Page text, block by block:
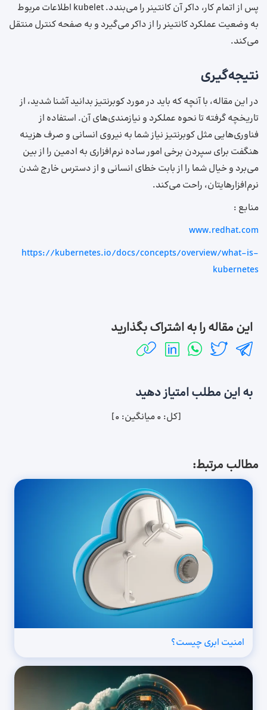
پس از اتمام کار، داکر آن کانتینر را می‌بندد. kubelet اطلاعات مربوط
به وضعیت عملکرد کانتینر را از داکر می‌گیرد و به صفحه کنترل منتقل
می‌کند.
نتیجه‌گیری
در این مقاله، با آنچه که باید در مورد کوبرنتیز بدانید آشنا شدید، از
تاریخچه گرفته تا نحوه عملکرد و نیازمندی‌های آن. استفاده از
فناوری‌هایی مثل کوبرنتیز نیاز شما به نیروی انسانی و صرف هزینه
هنگفت برای سپردن برخی امور ساده نرم‌افزاری به ادمین را از بین
می‌برد و خیال شما را از بابت خطای انسانی و از دسترس خارج شدن
نرم‌افزارهایتان، راحت می‌کند.
منابع :
www.redhat.com
https://kubernetes.io/docs/concepts/overview/what-is-
kubernetes
این مقاله را به اشتراک بگذارید
به این مطلب امتیاز دهید
[کل: 0میانگین: 0
]
مطالب مرتبط:
امنیت ابری چیست؟